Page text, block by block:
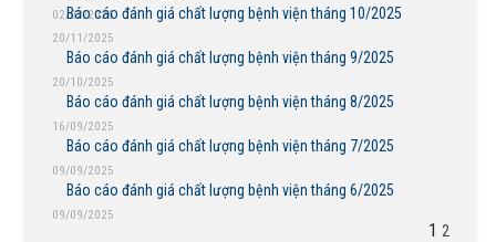
02/03/2026
Báo cáo đánh giá chất lượng bệnh viện tháng 10/2025
20/11/2025
Báo cáo đánh giá chất lượng bệnh viện tháng 9/2025
20/10/2025
Báo cáo đánh giá chất lượng bệnh viện tháng 8/2025
16/09/2025
Báo cáo đánh giá chất lượng bệnh viện tháng 7/2025
09/09/2025
Báo cáo đánh giá chất lượng bệnh viện tháng 6/2025
09/09/2025
1 2
BỆNH VIỆN NGUYỄN ĐÌNH CHIỂU TIẾP TỤC TRIỂN
KHAI KỸ THUẬT CHUYÊN SÂU TRONG KHÁM, CHỮA